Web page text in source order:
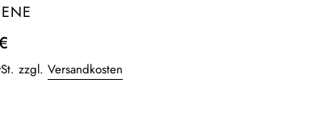
zzgl. Versandkosten